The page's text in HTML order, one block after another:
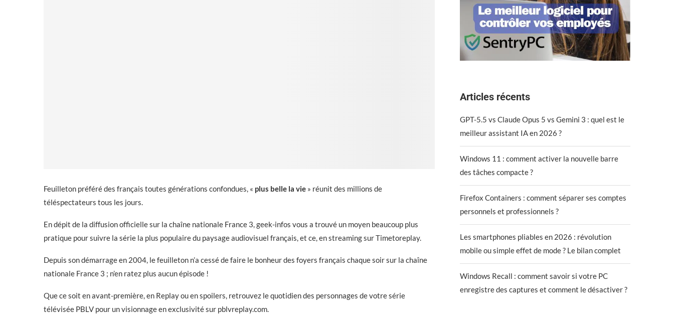
Feuilleton préféré des français toutes générations confondues, « plus belle la vie » réunit des millions de
téléspectateurs tous les jours.
En dépit de la diffusion officielle sur la chaîne nationale France 3, geek-infos vous a trouvé un moyen beaucoup plus
pratique pour suivre la série la plus populaire du paysage audiovisuel français, et ce, en streaming sur Timetoreplay.
Depuis son démarrage en 2004, le feuilleton n’a cessé de faire le bonheur des foyers français chaque soir sur la chaîne
nationale France 3 ; n’en ratez plus aucun épisode !
Que ce soit en avant-première, en Replay ou en spoilers, retrouvez le quotidien des personnages de votre série
télévisée PBLV pour un visionnage en exclusivité sur pblvreplay.com.
Articles récents
GPT-5.5 vs Claude Opus 5 vs Gemini 3 : quel est le
meilleur assistant IA en 2026 ?
Windows 11 : comment activer la nouvelle barre
des tâches compacte ?
Firefox Containers : comment séparer ses comptes
personnels et professionnels ?
Les smartphones pliables en 2026 : révolution
mobile ou simple effet de mode ? Le bilan complet
Windows Recall : comment savoir si votre PC
enregistre des captures et comment le désactiver ?